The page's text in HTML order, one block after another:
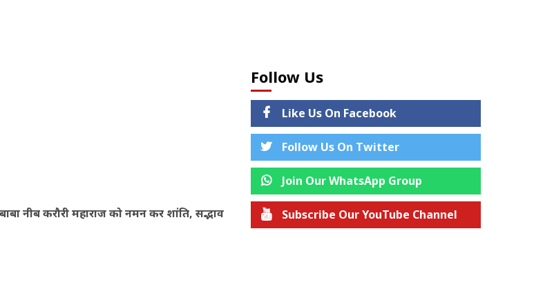
नीब करौरी महाराज को नमन कर शांति, सद्भाव
Follow Us
Like Us On Facebook
Follow Us On Twitter
Join Our WhatsApp Group
Subscribe Our YouTube Channel